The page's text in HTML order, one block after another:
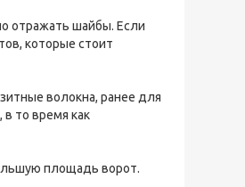
отражать шайбы. Если
которые стоит
волокна, ранее для
то время как
площадь ворот.